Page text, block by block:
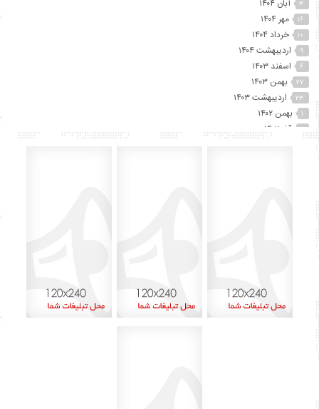
آبان ۱۴۰۴ ۳
مهر ۱۴۰۴ ۱۶
خرداد ۱۴۰۴
اردیبهشت ۱۴۰۴
اسفند ۱۴۰۳ ۶
بهمن ۱۴۰۳ ۲۷
اردیبهشت ۱۴۰۳ ۲۳
بهمن ۱۴۰۲
آذر ۱۴۰۲ ۲
دی ۱۳۹۹
شهریور ۱۳۹۹